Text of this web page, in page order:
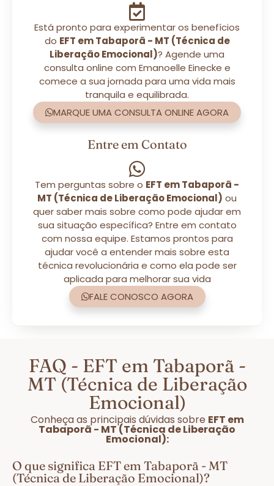
Está pronto para experimentar os benefícios
do EFT em Tabaporã - MT (Técnica de
Liberação Emocional)? Agende uma
consulta online com Emanoelle Einecke e
comece a sua jornada para uma vida mais
tranquila e equilibrada.
MARQUE UMA CONSULTA ONLINE AGORA
Entre em Contato
Tem perguntas sobre o EFT em Tabaporã -
MT (Técnica de Liberação Emocional) ou
quer saber mais sobre como pode ajudar em
sua situação específica? Entre em contato
com nossa equipe. Estamos prontos para
ajudar você a entender mais sobre esta
técnica revolucionária e como ela pode ser
aplicada para melhorar sua vida
FALE CONOSCO AGORA
FAQ - EFT em Tabaporã -
MT (Técnica de Liberação
Emocional)
Conheça as principais dúvidas sobre EFT em
Tabaporã - MT (Técnica de Liberação
Emocional):
O que significa EFT em Tabaporã - MT
(Técnica de Liberação Emocional)?